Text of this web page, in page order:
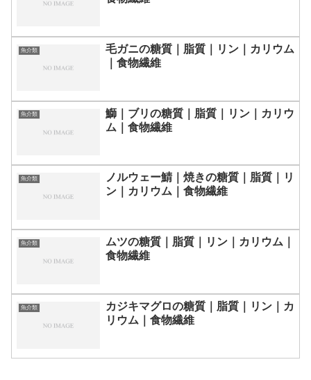
魚介類
毛ガニの糖質｜脂質｜リン｜カリウム
｜食物繊維
魚介類
鰤｜ブリの糖質｜脂質｜リン｜カリウ
ム｜食物繊維
魚介類
ノルウェー鯖｜焼きの糖質｜脂質｜リ
ン｜カリウム｜食物繊維
魚介類
ムツの糖質｜脂質｜リン｜カリウム｜
食物繊維
魚介類
カジキマグロの糖質｜脂質｜リン｜カ
リウム｜食物繊維